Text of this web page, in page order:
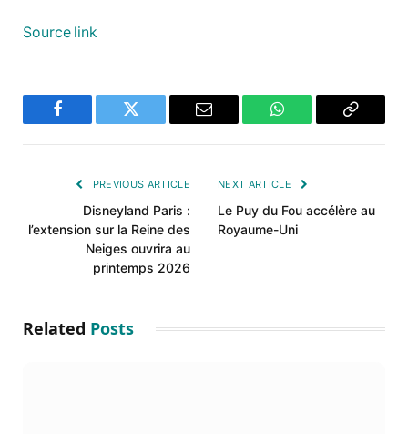
Source link
Facebook Twitter Email WhatsAppCopy
PREVIOUS ARTICLE
Disneyland Paris :
l’extension sur la Reine des
Neiges ouvrira au
printemps 2026
NEXT ARTICLE
Le Puy du Fou accélère au
Royaume-Uni
Related Posts